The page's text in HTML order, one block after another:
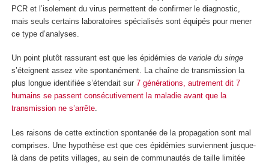
PCR et l’isolement du virus permettent de confirmer le diagnostic,
mais seuls certains laboratoires spécialisés sont équipés pour mener
ce type d’analyses.
Un point plutôt rassurant est que les épidémies de variole du singe
s’éteignent assez vite spontanément. La chaîne de transmission la
plus longue identifiée s’étendait sur 7 générations, autrement dit 7
humains se passent consécutivement la maladie avant que la
transmission ne s’arrête.
Les raisons de cette extinction spontanée de la propagation sont mal
comprises. Une hypothèse est que ces épidémies surviennent jusque-
là dans de petits villages, au sein de communautés de taille limitée